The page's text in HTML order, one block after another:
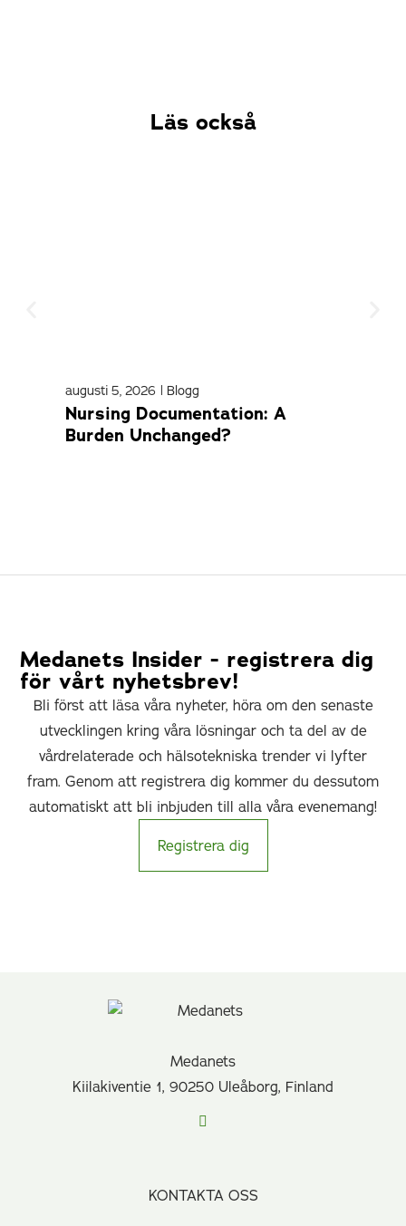
Läs också
augusti 5, 2026 | Blogg
Nursing Documentation: A
Burden Unchanged?
Medanets Insider - registrera dig
för vårt nyhetsbrev!
Bli först att läsa våra nyheter, höra om den senaste
utvecklingen kring våra lösningar och ta del av de
vårdrelaterade och hälsotekniska trender vi lyfter
fram. Genom att registrera dig kommer du dessutom
automatiskt att bli inbjuden till alla våra evenemang!
Registrera dig
Medanets
Kiilakiventie 1, 90250 Uleåborg, Finland
KONTAKTA OSS